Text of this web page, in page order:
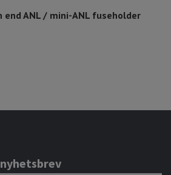
end ANL / mini-ANL fuseholder